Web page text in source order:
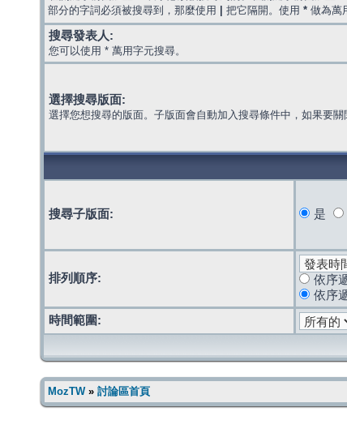
部分的字詞必須被搜尋到，那麼使用
把它隔開。使用 * 做為萬
搜尋發表人:
您可以使用 * 萬用字元搜尋。
選擇搜尋版面:
選擇您想搜尋的版面。子版面會自動加入搜尋條件中，如果要關
搜尋子版面: 是
排列順序:
依序
依序
時間範圍:
MozTW» 討論區首頁